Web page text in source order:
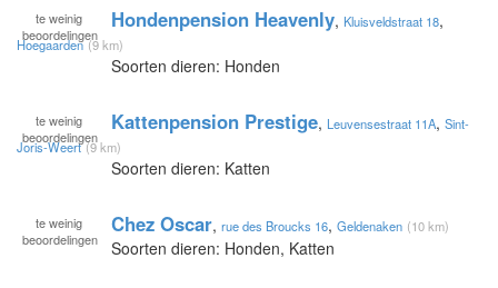
te weinig
beoordelingen
Hondenpension Heavenly, Kluisveldstraat 18,
Hoegaarden (9 km)
Soorten dieren: Honden
te weinig
beoordelingen
Kattenpension Prestige, Leuvensestraat 11A, Sint-
Joris-Weert (9 km)
Soorten dieren: Katten
te weinig
beoordelingen
Chez Oscar, rue des Broucks 16, Geldenaken (10 km)
Soorten dieren: Honden, Katten